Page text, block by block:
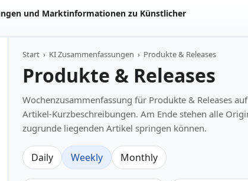
und Marktinformationen zu Künstlicher
Start › KI Zusammenfassungen › Produkte & Releases
Produkte & Releases
Wochenzusammenfassung für Produkte & Releases
Artikel-Kurzbeschreibungen. Am Ende stehen alle
zugrunde liegenden Artikel springen können.
Daily Weekly Monthly